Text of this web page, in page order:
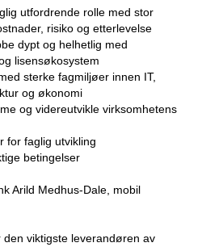
utfordrende rolle med stor
risiko og etterlevelse
dypt og helhetlig med
lisensøkosystem
sterke fagmiljøer innen IT,
og økonomi
og videreutvikle virksomhetens
for faglig utvikling
betingelser
Arild Medhus-Dale, mobil
den viktigste leverandøren av